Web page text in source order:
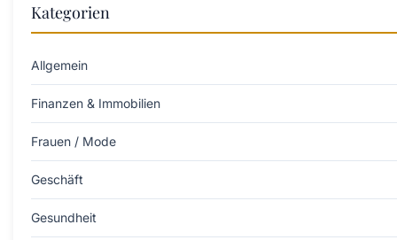
Kategorien
Allgemein
Finanzen & Immobilien
Frauen / Mode
Geschäft
Gesundheit